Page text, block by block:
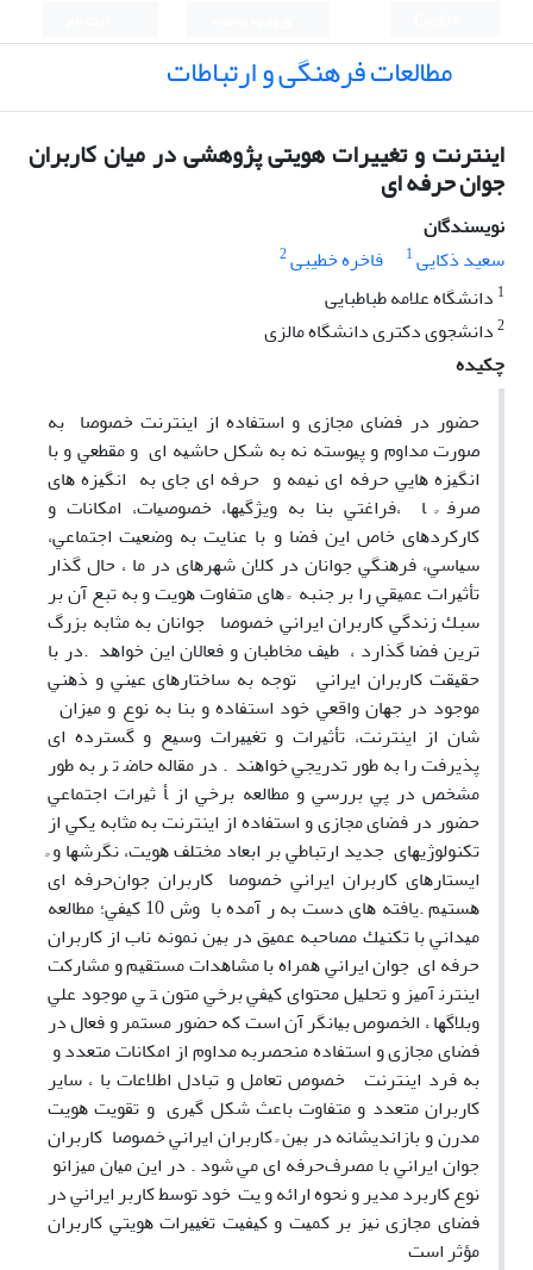
مطالعات فرهنگی و ارتباطات
اﻳﻨﺘﺮﻧﺖ و تغییرات هویتی پژوهشی در میان ﻛﺎرﺑﺮان
ﺟﻮان ﺣﺮﻓﻪ ای
نویسندگان
سعید ذکایی1 فاخره خطیبی2
1 دانشگاه علامه طباطبایی
2دانشجوی دکتری دانشگاه مالزی
چکیده
ﺣﻀﻮر در ﻓﻀﺎی ﻣﺠﺎزی و اﺳﺘﻔﺎده از اﻳﻨﺘﺮﻧﺖ ﺧﺼﻮﺻﺎ ﺑﻪ
ﺻﻮرت ﻣﺪاوم و ﭘﻴﻮﺳﺘﻪ ﻧﻪ ﺑﻪ ﺷﻜﻞ ﺣﺎﺷﻴﻪ ای و ﻣﻘﻄﻌﻲ و ﺑﺎ
اﻧﮕﻴﺰه ﻫﺎﻳﻲ ﺣﺮﻓﻪ ای ﻧﻴﻤﻪ و ﺣﺮﻓﻪ ای ﺟﺎی ﺑﻪ اﻧﮕﻴﺰه ﻫﺎی
ﺻﺮﻓ ً ﺎ ،ﻓﺮاﻏﺘﻲ ﺑﻨﺎ ﺑﻪ وﻳﮋﮔﻴﻬﺎ، ﺧﺼﻮﺻﻴﺎت، اﻣﻜﺎﻧﺎت و
ﻛﺎرﻛﺮدﻫﺎی ﺧﺎص اﻳﻦ ﻓﻀﺎ و ﺑﺎ ﻋﻨﺎﻳﺖ ﺑﻪ وﺿﻌﻴﺖ اﺟﺘﻤﺎﻋﻲ،
ﺳﻴﺎﺳﻲ، ﻓﺮﻫﻨﮕﻲ ﺟﻮاﻧﺎن در ﻛﻼن ﺷﻬﺮﻫﺎی در ﻣﺎ ، ﺣﺎل ﮔﺬار
ﺗﺄﺛﻴﺮات ﻋﻤﻴﻘﻲ را ﺑﺮ ﺟﻨﺒﻪ ً ﻫﺎی ﻣﺘﻔﺎوت ﻫﻮﻳﺖ و ﺑﻪ ﺗﺒﻊ آن ﺑﺮ
ﺳﺒﻚ زﻧﺪﮔﻲ ﻛﺎرﺑﺮان اﻳﺮاﻧﻲ ﺧﺼﻮﺻﺎ ﺟﻮاﻧﺎن ﺑﻪ ﻣﺜﺎﺑﻪ ﺑﺰرگ
ﺗﺮﻳﻦ ﻓﻀﺎ ﮔﺬارد ، ﻃﻴﻒ ﻣﺨﺎﻃﺒﺎن و ﻓﻌﺎﻻن اﻳﻦ ﺧﻮاﻫﺪ .در ﺑﺎ
ﺣﻘﻴﻘﺖ ﻛﺎرﺑﺮان اﻳﺮاﻧﻲ ﺗﻮﺟﻪ ﺑﻪ ﺳﺎﺧﺘﺎرﻫﺎی ﻋﻴﻨﻲ و ذﻫﻨﻲ
ﻣﻮﺟﻮد در ﺟﻬﺎن واﻗﻌﻲ ﺧﻮد اﺳﺘﻔﺎده و ﺑﻨﺎ ﺑﻪ ﻧﻮع و ﻣﻴﺰان
ﺷﺎن از اﻳﻨﺘﺮﻧﺖ، ﺗﺄﺛﻴﺮات و ﺗﻐﻴﻴﺮات وﺳﻴﻊ و ﮔﺴﺘﺮده ای
ﭘﺬﻳﺮﻓﺖ را ﺑﻪ ﻃﻮر ﺗﺪرﻳﺠﻲ ﺧﻮاﻫﻨﺪ . در ﻣﻘﺎﻟﻪ ﺣﺎﺿ ﺗ ﺮ ﺑﻪ ﻃﻮر
ﻣﺸﺨﺺ در ﭘﻲ ﺑﺮرﺳﻲ و ﻣﻄﺎﻟﻌﻪ ﺑﺮﺧﻲ از ﺄ ﺛﻴﺮات اﺟﺘﻤﺎﻋﻲ
ﺣﻀﻮر در ﻓﻀﺎی ﻣﺠﺎزی و اﺳﺘﻔﺎده از اﻳﻨﺘﺮﻧﺖ ﺑﻪ ﻣﺜﺎﺑﻪ ﻳﻜﻲ از
ﺗﻜﻨﻮﻟﻮژﻳﻬﺎی ﺟﺪﻳﺪ ارﺗﺒﺎﻃﻲ ﺑﺮ اﺑﻌﺎد ﻣﺨﺘﻠﻒ ﻫﻮﻳﺖ، ﻧﮕﺮﺷﻬﺎ و ً
اﻳﺴﺘﺎرﻫﺎی ﻛﺎرﺑﺮان اﻳﺮاﻧﻲ ﺧﺼﻮﺻﺎ ﻛﺎرﺑﺮان ﺟﻮانﺣﺮﻓﻪ ای
ﻫﺴﺘﻴﻢ .ﻳﺎﻓﺘﻪ ﻫﺎی دﺳﺖ ﺑﻪ ر آﻣﺪه ﺑﺎ وش 10 ﻛﻴﻔﻲ؛ ﻣﻄﺎﻟﻌﻪ
ﻣﻴﺪاﻧﻲ ﺑﺎ ﺗﻜﻨﻴﻚ ﻣﺼﺎﺣﺒﻪ ﻋﻤﻴﻖ در ﺑﻴﻦ ﻧﻤﻮﻧﻪ ﻧﺎب از ﻛﺎرﺑﺮان
ﺣﺮﻓﻪ ای ﺟﻮان اﻳﺮاﻧﻲ ﻫﻤﺮاه ﺑﺎ ﻣﺸﺎﻫﺪات ﻣﺴﺘﻘﻴﻢ و ﻣﺸﺎرﻛﺖ
اﻳﻨﺘﺮﻧ آﻣﻴﺰ و ﺗﺤﻠﻴﻞ ﻣﺤﺘﻮای ﻛﻴﻔﻲ ﺑﺮﺧﻲ ﻣﺘﻮن ﺘ ﻲ ﻣﻮﺟﻮد ﻋﻠﻲ
وﺑﻼﮔﻬﺎ ، اﻟﺨﺼﻮص ﺑﻴﺎﻧﮕﺮ آن اﺳﺖ ﻛﻪ ﺣﻀﻮر ﻣﺴﺘﻤﺮ و ﻓﻌﺎل در
ﻓﻀﺎی ﻣﺠﺎزی و اﺳﺘﻔﺎده ﻣﻨﺤﺼﺮﺑﻪ ﻣﺪاوم از اﻣﻜﺎﻧﺎت ﻣﺘﻌﺪد و
ﺑﻪ ﻓﺮد اﻳﻨﺘﺮﻧﺖ ﺧﺼﻮص ﺗﻌﺎﻣﻞ و ﺗﺒﺎدل اﻃﻼﻋﺎت ﺑﺎ ، ﺳﺎﻳﺮ
ﻛﺎرﺑﺮان ﻣﺘﻌﺪد و ﻣﺘﻔﺎوت ﺑﺎﻋﺚ ﺷﻜﻞ ﮔﻴﺮی و ﺗﻘﻮﻳﺖ ﻫﻮﻳﺖ
ﻣﺪرن و ﺑﺎزاﻧﺪﻳﺸﺎﻧﻪ در ﺑﻴﻦ ً ﻛﺎرﺑﺮان اﻳﺮاﻧﻲ ﺧﺼﻮﺻﺎ ﻛﺎرﺑﺮان
ﺟﻮان اﻳﺮاﻧﻲ ﺑﺎ ﻣﺼﺮفﺣﺮﻓﻪ ای ﻣﻲ ﺷﻮد . در اﻳﻦ ﻣﻴﺎن ﻣﻴﺰانو
ﻧﻮع ﻛﺎرﺑﺮد ﻣﺪﻳﺮ و ﻧﺤﻮه اراﺋﻪ و ﻳﺖ ﺧﻮد ﺗﻮﺳﻂ ﻛﺎرﺑﺮ اﻳﺮاﻧﻲ در
ﻓﻀﺎی ﻣﺠﺎزی ﻧﻴﺰ ﺑﺮ ﻛﻤﻴﺖ و ﻛﻴﻔﻴﺖ ﺗﻐﻴﻴﺮات ﻫﻮﻳﺘﻲ ﻛﺎرﺑﺮان
ﻣﺆثر است